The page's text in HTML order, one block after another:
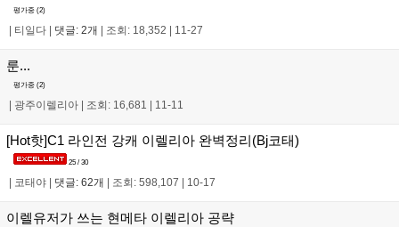
평가중 (2)
티일다 댓글: 2개 조회: 18,352 11-27
룬...
평가중 (2)
| 광주이렐리아 | 조회: 16,681 | 11-11
[Hot핫]C1 라인전 강캐 이렐리아 완벽정리(Bj코태)
25 / 30
코태야 댓글: 62개 조회: 598,107 10-17
이렐유저가 쓰는 현메타 이렐리아 공략